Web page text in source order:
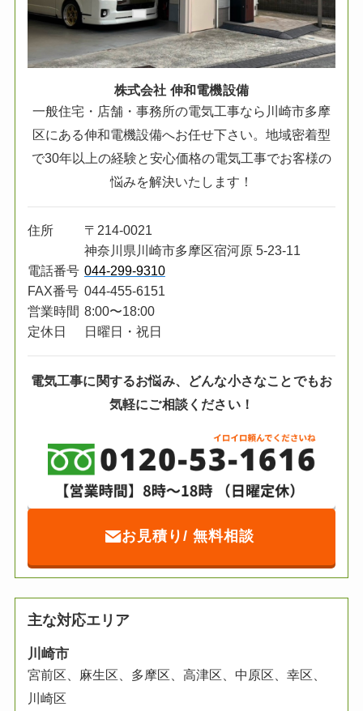
株式会社 伸和電機設備
一般住宅・店舗・事務所の電気工事なら川崎市多摩
区にある伸和電機設備へお任せ下さい。地域密着型
で30年以上の経験と安心価格の電気工事でお客様の
悩みを解決いたします！
住所
〒214-0021
神奈川県川崎市多摩区宿河原 5-23-11
電話番号 044-299-9310
FAX番号 044-455-6151
営業時間 8:00〜18:00
定休日
日曜日・祝日
電気工事に関するお悩み、どんな小さなことでもお
気軽にご相談ください！
お見積り/ 無料相談
主な対応エリア
川崎市
宮前区、麻生区、多摩区、高津区、中原区、幸区、
川崎区